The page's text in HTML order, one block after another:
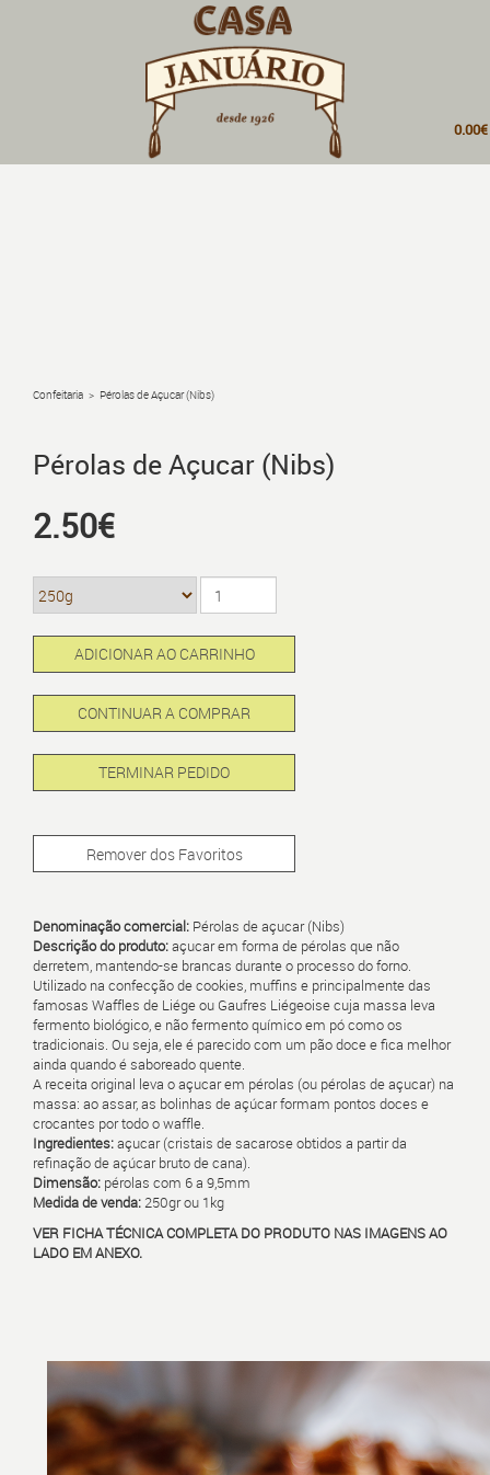
0.00
Confeitaria > Pérolas de Açucar (Nibs)
Pérolas de Açucar (Nibs)
2.50€
ADICIONAR AO CARRINHO
CONTINUAR A COMPRAR
TERMINAR PEDIDO
Remover dos Favoritos
Denominação comercial: Pérolas de açucar (Nibs)
Descrição do produto:açucar em forma de pérolas que não
derretem, mantendo-se brancas durante o processo do forno.
Utilizado na confecção de cookies, muffins e principalmente das
famosas Waffles de Liége ou Gaufres Liégeoisecuja massa leva
fermento biológico, e não fermento químico em pó como os
tradicionais. Ou seja, ele é parecido com um pão doce e fica melhor
ainda quando é saboreado quente.
A receita original leva o açucar em pérolas (ou pérolas de açucar) na
massa: ao assar, as bolinhas de açúcar formam pontos doces e
crocantes por todo o waffle.
Ingredientes:açucar(cristais de sacarose obtidos a partir da
refinação de açúcar bruto de cana).
Dimensão: pérolas com 6 a 9,5mm
Medida de venda: 250gr ou 1kg
VER FICHA TÉCNICA COMPLETA DO PRODUTO NAS IMAGENS AO
LADO EM ANEXO.